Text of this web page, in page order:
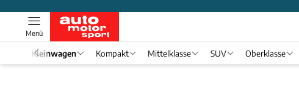
Menü
Kleinwagen Kompakt Mittelklasse SUV Oberklasse